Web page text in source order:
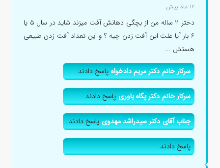
۱۲ ماه پیش
دختر ۱۱ ساله من از بچگی دهانش آفت میزند شاید در سال ۵ یا
۶ بار آیا علت این آفت زدن چیه ؟ و این تعداد آفت زدن طبیعی
هستش ...
سرکار خانم دکتر مریم دادخواهپاسخ دادند.
سرکار خانم دکتر پگاه یاوریپاسخ دادند.
جناب آقای دکتر سیدراشد مهدویپاسخ دادند.
پاسخ دادند.